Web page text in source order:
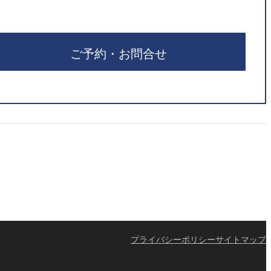
ご予約・お問合せ
プライバシーポリシーサイトマップ